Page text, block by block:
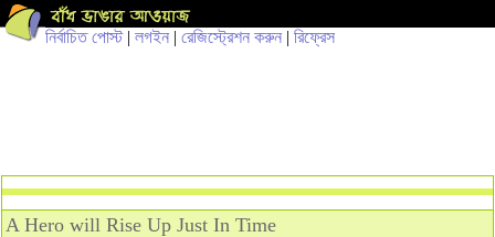
নির্বাচিত পোস্ট| লগইন | রেজিস্ট্রেশন করুন | রিফ্রেস
A Hero will Rise Up Just In Time